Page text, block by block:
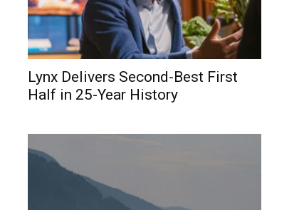
Lynx Delivers Second-Best First
Half in 25-Year History